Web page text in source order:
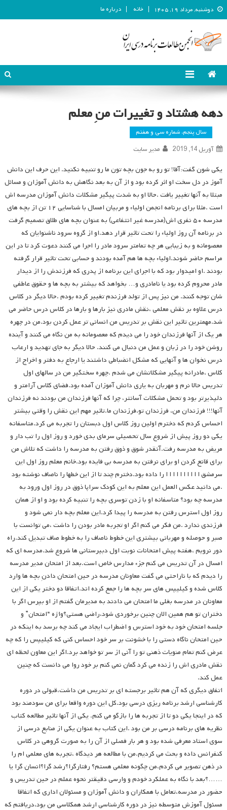
دوشنبه, مرداد ۱۹, ۱۴۰۵ خانه درباره ما
انجمن مطالعات برنامه درسی ایران
دهه هشتاد و تغییرات منِ معلم
سال پنجم، شماره سی و هفتم
آوریل 14, 2019 مدیر سایت
یکی شون گفت:آقا! تو رو به جون بچه تون ما رو تنبیه نکنید. این حرف این دانش
آموز در دل سخت او اثر کرده بود و از آن به بعد نگاهش به دانش آموزان و مسائل
مبتلا به آنها تغییر یافت .حالا او به شدت پیگیر مشکلات دانش آموزان مدرسه اش
است .مثلا برای برنامه انجمن اولیاء و مربیان امسال با شناسایی ۱۲ تن از بچه های
مدرسه ۵۰ نفری اش(مدرسه غیر انتفاعی) به عنوان بچه های طلاق تصمیم گرفت
در برنامه آن روز اولیاء را تحت تاثیر قرار دهد.او از گروه سرود ناشنوایان که
معصومانه و به زیبایی هر چه تمامتر سرود مادر را اجرا می کنند دعوت کرد تا در این
مراسم حاضر شوند.اولیاء بچه ها هم آمده بودند و حسابی تحت تاثیر قرار گرفته
بودند .او امیدوار بود که با اجرای این برنامه از پدری که فرزندش را از دیدار
مادر محروم کرده بود یا نامادری و… بخواهد که بیشتر به بچه ها و حقوق عاطفی
شان توجه کنند. من نیز پس از تولد فرزندم تغییر کرده بودم .حالا دیگر در کلاس
درس علاوه بر نقش معلمی ،نقش مادری نیز بارها و بارها در کلاس درس حاضر می
شد.مهمترین تاثیر این نقش بر تدریس من انسانی تر عمل کردن بود.من در چهره
هر یک از آنها فرزندان خود را می دیدم که معصومانه به من نگاه می کنند و آینده
روشن خود را در زبان و عمل من دنبال می کنند. حالا دیگر به جای تهدید و ارعاب
درس نخوان ها و آنهایی که مشکل انضباطی داشتند یا ارجاع به دفتر و اخراج از
کلاس ،مادرانه پیگیر مشکلاتشان می شدم .چهره سختگیر من در سالهای اول
تدریس حالا نرم و مهربان به یاری دانش آموزان آمده بود.فضای کلاس آرامتر و
دلپذیرتر بود و تحمل مشکلات آسانتر، چرا که آنها فرزندان من بودند نه فرزندان
آنها!!! فرزندان من، فرزندان تو،فرزندان ما.تاثیر مهم این نقش را وقتی بیشتر
احساس کردم که دخترم اولین روز کلاس اول دبستان را تجربه می کرد.متاسفانه
یکی دو روز پیش از شروع سال تحصیلی سرمای بدی خورد و روز اول را تب دار و
مریض به مدرسه رفت.آنقدر شوق و ذوق رفتن به مدرسه را داشت که تلاش من
برای قانع کردن او برای نرفتن به مدرسه بی فایده بود.خانم معلم روز اول این
سرمشق ا ا ا ا ا ا ا ا ا ا را داده بود.دخترم چند تا از این خطها را ناصاف نوشته بود
.می دانید عکس العمل این معلم به این کودک سراپا ذوق در روز اول ورود به
مدرسه چه بود؟ متاسفانه او با زدن توسری بچه را تنبیه کرده بود و او از همان
روز اول استرس رفتن به مدرسه را پیدا کرد.این معلم بچه دار نمی شود و
فرزندی ندارد .من فکر می کنم اگر او تجربه مادر بودن را داشت ،می توانست با
صبر و حوصله و مهربانی بیشتری این خطوط ناصاف را به خطوط صاف تبدیل کند.راه
دور نرویم ،هفته پیش امتحانات نوبت اول دبیرستانی ها شروع شد.مدرسه ای که
امسال در آن تدریس می کنم جزء مدارس خاص است.بعد از امتحان مدیر مدرسه
را دیدم که با ناراحتی می گفت معاونان مدرسه در حین امتحان دادنِ بچه ها وارد
کلاس شده و کیلیپس های سر بچه ها را جمع کرده اند.اتفاقا دو دختر یکی از این
معاونان در مدرسه بغلی ما امتحان می دادند به مدیرمان گفتم از او بپرس اگر با
دختران تو هم همین الان چنین برخوردی شود،راضی هستی؟واژه “امتحان” و
جلسه امتحان خود به خود استرس و اضطراب ایجاد می کند چه برسد به اینکه در
حین امتحان ناگاه دستی را با خشونت بر سر خود احساس کنی که کیلیپس را که چه
عرض کنم تمام منویات ذهنی تو را آنی از سر تو خواهد برد.اگر این معاون لحظه ای
نقش مادری اش را زنده می کرد گمان نمی کنم بر خود روا می دانست که چنین
عمل کند.
اتفاق دیگری که آن هم تاثیر برجسته ای بر تدریس من داشت،قبولی در دوره
کارشناسی ارشد برنامه ریزی درسی بود.کل این دوره واقعا برای من سودمند بود
که در اینجا یکی دو تا از تجربه ها را بازگو می کنم. یکی از آنها تاثیر مطالعه کتاب
نظریه های برنامه درسی بر من بود .این کتاب به عنوان یکی از منابع درسی از
سوی استاد معرفی شده بود و هر بار فصلی از آن را به صورت گروهی در کلاس
کنفرانس داده و بحث می کردیم.من با مطالعه هر دیدگاه ،تجربه های معلمی ام را
در ذهن تصویر می کردم،من چگونه معلمی هستم؟ رفتارگرا؟رشد گرا؟انسان گرا یا
……؟بعد با نگاه به عملکرد خودم و وارسی دقیقتر نحوه عملم در حین تدریس و
حضور در مدرسه،تعامل با همکاران و دانش آموزان و مسئولان اداری که اتفاقا
مسئول آموزش متوسطه نیز در دوره کارشناسی ارشد همکلاسی من بود،دریافتم که